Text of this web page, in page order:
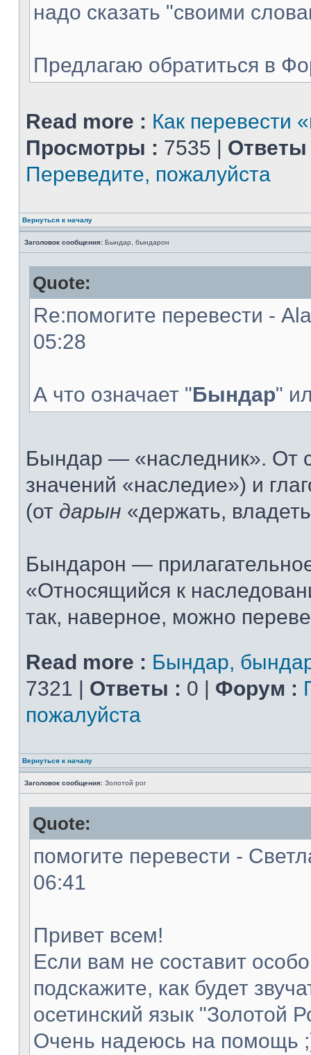
надо сказать "своими
Предлагаю обратиться в
Read more : Как перевести
Просмотры : 7535 | Ответы
Переведите, пожалуйста
Вернуться к началу
Заголовок сообщения: Бындар, бындарон
Quote:
Re:помогите перевести -
05:28
А что означает "Бындар"
Бындар — «наследник». От
значений «наследие») и
(от дарын «держать,
Бындарон —
«Относящийся к
так, наверное, можно
Read more : Бындар,
7321 | Ответы : 0 | Форум :
пожалуйста
Вернуться к началу
Заголовок сообщения: Золотой рог
Quote:
помогите перевести -
06:41
Привет всем!
Если вам не составит
подскажите, как будет
осетинский язык "Золотой
Очень надеюсь на помощь